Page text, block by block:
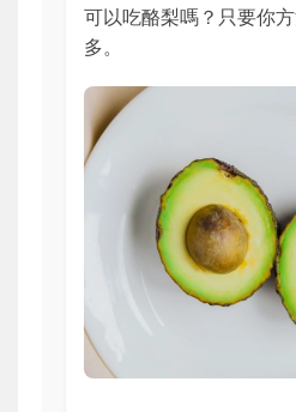
可以吃酪梨嗎？只要你
多。